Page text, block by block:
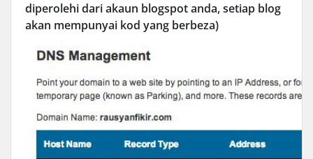
diperolehi dari akaun blogspot anda, setiap blog
akan mempunyai kod yang berbeza)